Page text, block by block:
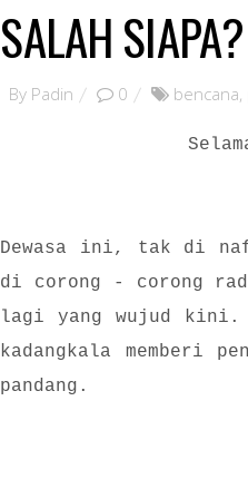
SALAH SIAPA?
By Padin 0 bencana,
Dewasa ini, tak di
di corong - corong
lagi yang wujud kini.
kadangkala memberi
pandang.